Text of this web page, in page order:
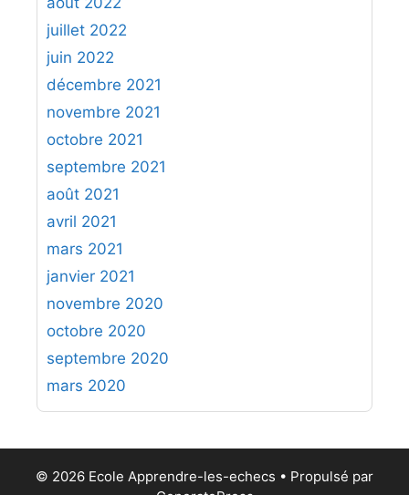
juillet 2022
juin 2022
décembre 2021
novembre 2021
octobre 2021
septembre 2021
août 2021
avril 2021
mars 2021
janvier 2021
novembre 2020
octobre 2020
septembre 2020
mars 2020
© 2026 Ecole Apprendre-les-echecs • Propulsé par